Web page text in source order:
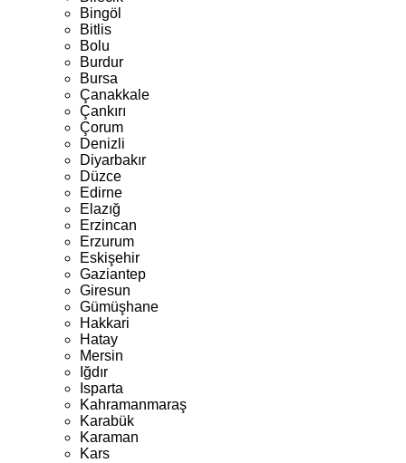
Bingöl
Bitlis
Bolu
Burdur
Bursa
Çanakkale
Çankırı
Çorum
Denizli
Diyarbakır
Düzce
Edirne
Elazığ
Erzincan
Erzurum
Eskişehir
Gaziantep
Giresun
Gümüşhane
Hakkari
Hatay
Mersin
Iğdır
Isparta
Kahramanmaraş
Karabük
Karaman
Kars